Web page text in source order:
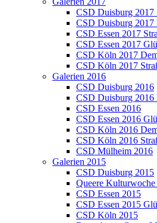
CSD Duisburg 2017
CSD Duisburg 2017
CSD Essen 2017
CSD Essen 2017
CSD Köln 2017
CSD Köln 2017
Galerien 2016
CSD Duisburg 2016
CSD Duisburg 2016
CSD Essen 2016
CSD Essen 2016
CSD Köln 2016
CSD Köln 2016
CSD Mülheim 2016
Galerien 2015
CSD Duisburg 2015
Queere Kulturwoche
CSD Essen 2015
CSD Essen 2015
CSD Köln 2015